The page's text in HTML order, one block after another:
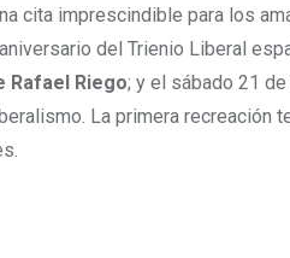
cita imprescindible para los
del Trienio Liberal
Rafael Riego; y el sábado 21
La primera recreación